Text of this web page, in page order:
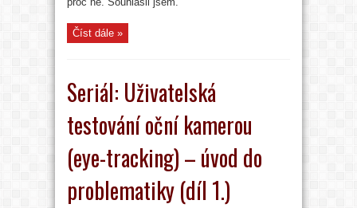
Číst dále »
Seriál: Uživatelská
testování oční kamerou
(eye-tracking) – úvod do
problematiky (díl 1.)